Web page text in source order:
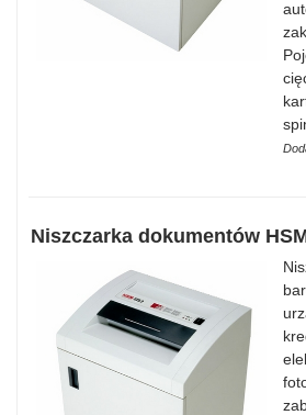
Niszczarka dokumentów